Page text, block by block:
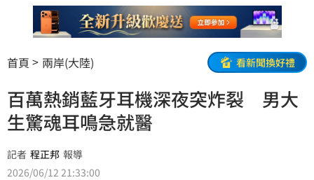
首頁 兩岸(大陸) 看新聞換好禮
百萬熱銷藍牙耳機深夜突炸裂 男大
生驚魂耳鳴急就醫
記者 程正邦 報導
2026/06/12 21:33:00